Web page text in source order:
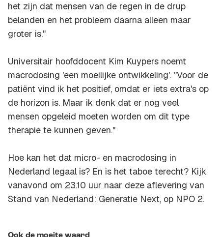
het zijn dat mensen van de regen in de drup
belanden en het probleem daarna alleen maar
groter is."
Universitair hoofddocent Kim Kuypers noemt
macrodosing 'een moeilijke ontwikkeling'. "Voor de
patiënt vind ik het positief, omdat er iets extra's op
de horizon is. Maar ik denk dat er nog veel
mensen opgeleid moeten worden om dit type
therapie te kunnen geven."
Hoe kan het dat micro- en macrodosing in
Nederland legaal is? En is het taboe terecht? Kijk
vanavond om 23.10 uur naar deze aflevering van
Stand van Nederland: Generatie Next, op NPO 2.